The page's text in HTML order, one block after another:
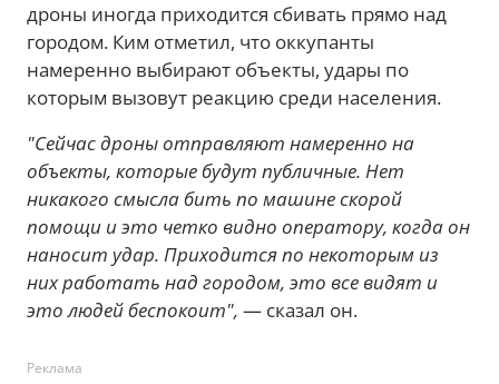
дроны иногда приходится сбивать прямо над
городом. Ким отметил, что оккупанты
намеренно выбирают объекты, удары по
которым вызовут реакцию среди населения.
"Сейчас дроны отправляют намеренно на
объекты, которые будут публичные. Нет
никакого смысла бить по машине скорой
помощи и это четко видно оператору, когда он
наносит удар. Приходится по некоторым из
них работать над городом, это все видят и
это людей беспокоит", — сказал он.
Реклама